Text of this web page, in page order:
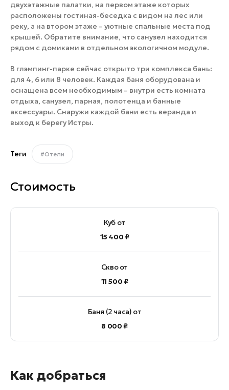
двухэтажные палатки, на первом этаже которых
расположены гостиная-беседка с видом на лес или
реку, а на втором этаже – уютные спальные места под
крышей. Обратите внимание, что санузел находится
рядом с домиками в отдельном экологичном модуле.
В глэмпинг-парке сейчас открыто три комплекса бань:
для 4, 6 или 8 человек. Каждая баня оборудована и
оснащена всем необходимым – внутри есть комната
отдыха, санузел, парная, полотенца и банные
аксессуары. Снаружи каждой бани есть веранда и
выход к берегу Истры.
Теги #Отели
Стоимость
Куб от
15 400 ₽
Скво от
11 500 ₽
Баня (2 часа) от
8 000 ₽
Как добраться